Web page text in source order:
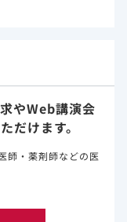
やWeb講演会
だけます。
師・薬剤師などの医